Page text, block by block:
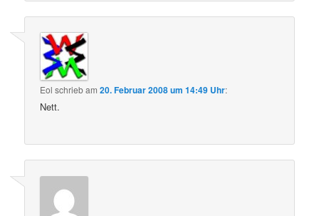
Eol schriebam20. Februar 2008 um 14:49 Uhr:
Nett.